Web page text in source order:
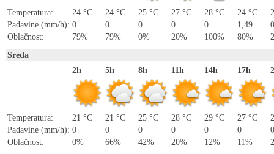
Temperatura:
24 °C
Padavine (mm/h): 0
Oblačnost:
79%
24 °C
0
79%
25 °C
0
0%
27 °C
0
20%
28 °C
0
100%
24 °C
1,49
80%
0
Sreda
2h
Temperatura:
21 °C
Padavine (mm/h): 0
Oblačnost:
0%
5h
21 °C
0
66%
8h
25 °C
0
42%
11h
28 °C
0
20%
14h
29 °C
0
12%
17h
27 °C
0
11%
0